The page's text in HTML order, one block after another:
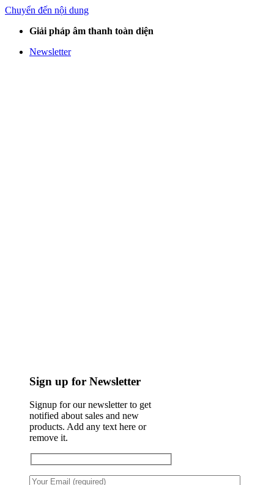
Chuyển đến nội dung
Giải pháp âm thanh toàn diện
Newsletter
Sign up for Newsletter
Signup for our newsletter to get
notified about sales and new
products. Add any text here or
remove it.